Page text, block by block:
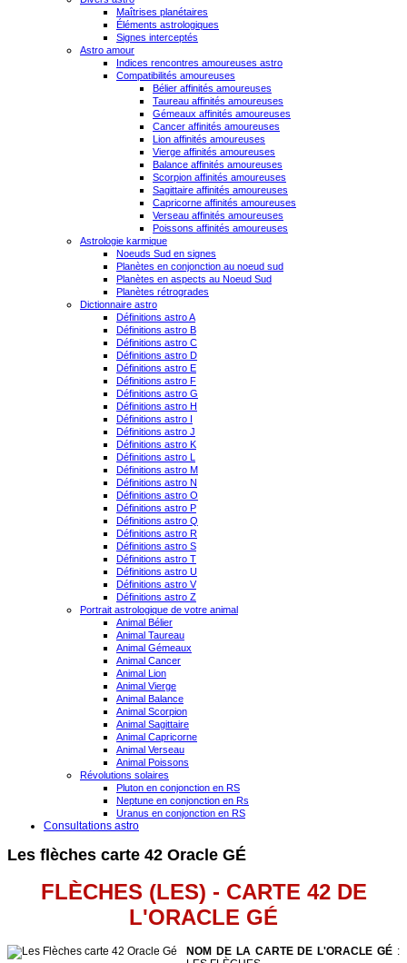
Maîtrises planétaires
Éléments astrologiques
Signes interceptés
Astro amour
Indices rencontres amoureuses astro
Compatibilités amoureuses
Bélier affinités amoureuses
Taureau affinités amoureuses
Gémeaux affinités amoureuses
Cancer affinités amoureuses
Lion affinités amoureuses
Vierge affinités amoureuses
Balance affinités amoureuses
Scorpion affinités amoureuses
Sagittaire affinités amoureuses
Capricorne affinités amoureuses
Verseau affinités amoureuses
Poissons affinités amoureuses
Astrologie karmique
Noeuds Sud en signes
Planètes en conjonction au noeud sud
Planètes en aspects au Noeud Sud
Planètes rétrogrades
Dictionnaire astro
Définitions astro A
Définitions astro B
Définitions astro C
Définitions astro D
Définitions astro E
Définitions astro F
Définitions astro G
Définitions astro H
Définitions astro I
Définitions astro J
Définitions astro K
Définitions astro L
Définitions astro M
Définitions astro N
Définitions astro O
Définitions astro P
Définitions astro Q
Définitions astro R
Définitions astro S
Définitions astro T
Définitions astro U
Définitions astro V
Définitions astro Z
Portrait astrologique de votre animal
Animal Bélier
Animal Taureau
Animal Gémeaux
Animal Cancer
Animal Lion
Animal Vierge
Animal Balance
Animal Scorpion
Animal Sagittaire
Animal Capricorne
Animal Verseau
Animal Poissons
Révolutions solaires
Pluton en conjonction en RS
Neptune en conjonction en Rs
Uranus en conjonction en RS
Consultations astro
Les flèches carte 42 Oracle GÉ
FLÈCHES (LES) - CARTE 42 DE
L'ORACLE GÉ
NOM DE LA CARTE DE L'ORACLE GÉ :